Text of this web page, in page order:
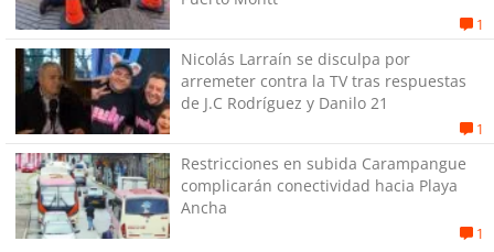
1
Nicolás Larraín se disculpa por
arremeter contra la TV tras respuestas
de J.C Rodríguez y Danilo 21
1
Restricciones en subida Carampangue
complicarán conectividad hacia Playa
Ancha
1